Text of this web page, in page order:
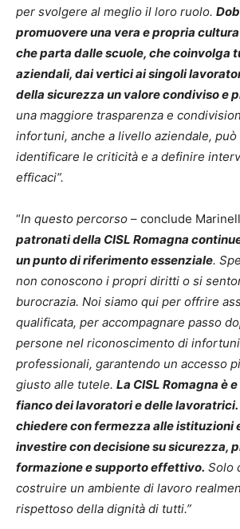
per svolgere al meglio il loro ruolo.
promuovere una vera e propria
che parta dalle scuole, che coinvolga
aziendali, dai vertici ai singoli
della sicurezza un valore condiviso e
una maggiore trasparenza e
infortuni, anche a livello aziendale, può
identificare le criticità e a definire
efficaci”.
“In questo percorso – conclude
patronati della CISL Romagna
un punto di riferimento essenziale.
non conoscono i propri diritti o si
burocrazia. Noi siamo qui per offrire
qualificata, per accompagnare passo
persone nel riconoscimento di
professionali, garantendo un accesso
giusto alle tutele. La CISL Romagna è
fianco dei lavoratori e delle lavoratrici.
chiedere con fermezza alle istituzioni
investire con decisione su sicurezza,
formazione e supporto effettivo. Solo
costruire un ambiente di lavoro
rispettoso della dignità di tutti.”